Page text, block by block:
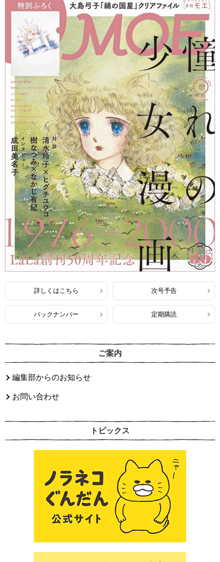
詳しくはこちら 次号予告
バックナンバー 定期購読
ご案内
編集部からのお知らせ
お問い合わせ
トピックス